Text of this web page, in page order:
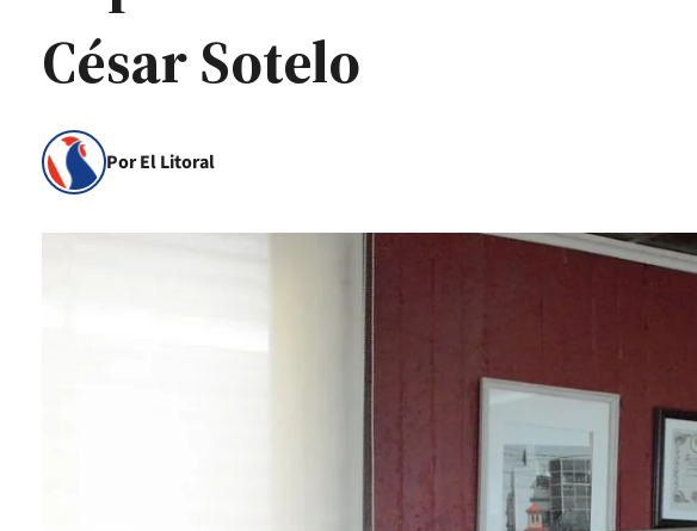
César Sotelo
Por El Litoral